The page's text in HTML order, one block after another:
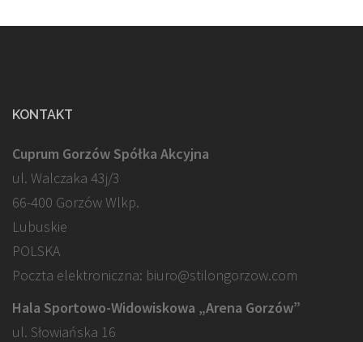
KONTAKT
Cuprum Gorzów Spółka Akcyjna
ul. Walczaka 43j/3
66-400 Gorzów Wlkp.
Lubuskie
POLSKA
Poczta elektroniczna: biuro@stilongorzow.com
Hala Sportowo-Widowiskowa „Arena Gorzów”
ul. Słowiańska 16